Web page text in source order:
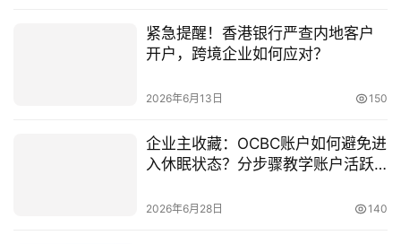
紧急提醒！香港银行严查内地客户
开户，跨境企业如何应对？
2026年6月13日 150
企业主收藏：OCBC账户如何避免进
入休眠状态？分步骤教学账户活跃
2026年6月28日 140